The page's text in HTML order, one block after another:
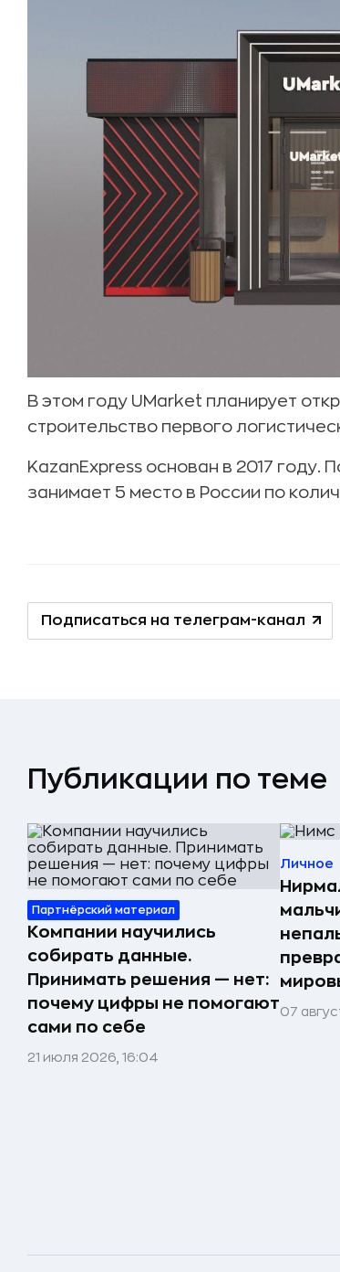
В этом году UMarket планирует
строительство первого
KazanExpress основан в 2017
занимает 5 место в России по
Подписаться на телеграм-канал
Публикации по теме
Партнёрский материал
Компании научились
собирать данные.
Принимать решения — нет:
почему цифры не помогают
сами по себе
21 июля 2026, 16:04
Личное
07